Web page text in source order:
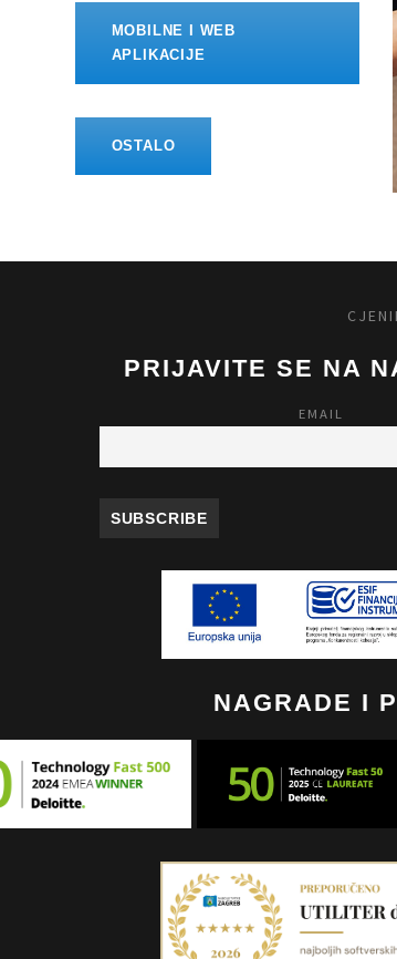
MOBILNE I WEB
APLIKACIJE
OSTALO
PRIJAVITE SE NA
EMAIL
NAGRADE I